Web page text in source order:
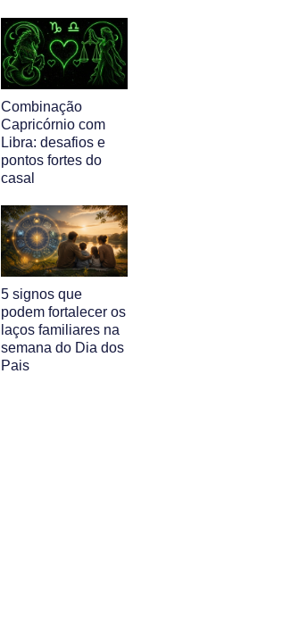
Combinação
Capricórnio com
Libra: desafios e
pontos fortes do
casal
5 signos que
podem fortalecer os
laços familiares na
semana do Dia dos
Pais